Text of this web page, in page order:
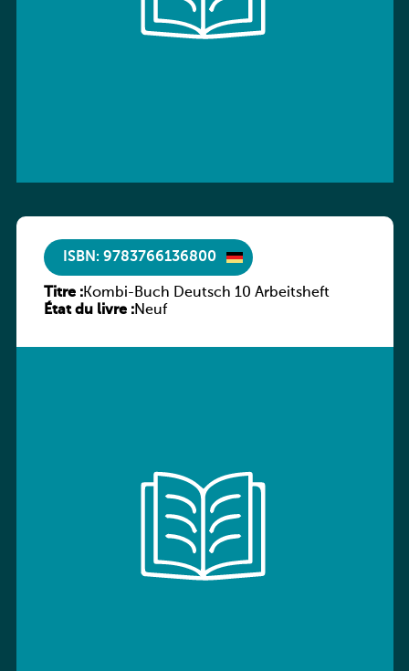
ISBN: 9783766136800
Titre :Kombi-Buch Deutsch 10 Arbeitsheft
État du livre :Neuf